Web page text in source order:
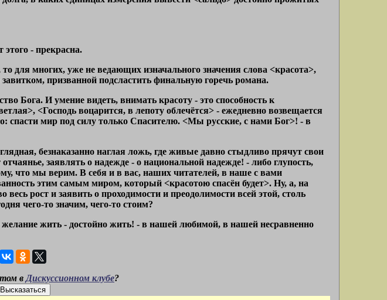
- прекрасна.
для многих, уже не ведающих изначального значения слова <красота>,
призванной подсластить финальную горечь романа.
Бога. И умение видеть, внимать красоту - это способность к
<Господь воцарится, в лепоту облечётся> - ежедневно возвещается
спасти мир под силу только Спасителю. <Мы русские, с нами Бог>! - в
безнаказанно наглая ложь, где живые давно стыдливо прячут свои
заявлять о надежде - о национальной надежде! - либо глупость,
что мы верим. В себя и в вас, наших читателей, в наше с вами
этим самым миром, который <красотою спасён будет>. Ну, а, на
рост и заявить о проходимости и преодолимости всей этой, столь
чего-то значим, чего-то стоим?
жить - достойно жить! - в нашей любимой, в нашей несравненно
в Дискуссионном клубе?